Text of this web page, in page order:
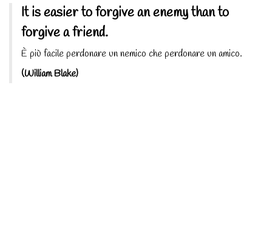
It is easier to forgive an enemy than to
forgive a friend.
È più facile perdonare un nemico che perdonare un amico.
(William Blake)